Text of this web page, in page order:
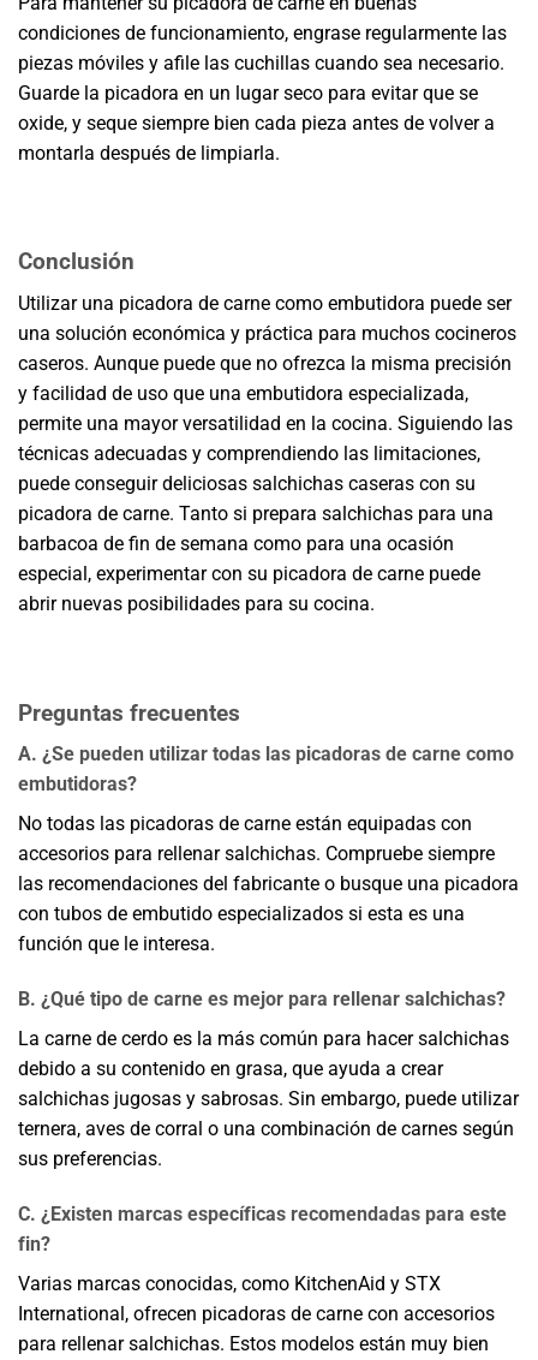
condiciones de funcionamiento, engrase regularmente las
piezas móviles y afile las cuchillas cuando sea necesario.
Guarde la picadora en un lugar seco para evitar que se
oxide, y seque siempre bien cada pieza antes de volver a
montarla después de limpiarla.
Conclusión
Utilizar una picadora de carne como embutidora puede ser
una solución económica y práctica para muchos cocineros
caseros. Aunque puede que no ofrezca la misma precisión
y facilidad de uso que una embutidora especializada,
permite una mayor versatilidad en la cocina. Siguiendo las
técnicas adecuadas y comprendiendo las limitaciones,
puede conseguir deliciosas salchichas caseras con su
picadora de carne. Tanto si prepara salchichas para una
barbacoa de fin de semana como para una ocasión
especial, experimentar con su picadora de carne puede
abrir nuevas posibilidades para su cocina.
Preguntas frecuentes
A. ¿Se pueden utilizar todas las picadoras de carne como
embutidoras?
No todas las picadoras de carne están equipadas con
accesorios para rellenar salchichas. Compruebe siempre
las recomendaciones del fabricante o busque una picadora
con tubos de embutido especializados si esta es una
función que le interesa.
B. ¿Qué tipo de carne es mejor para rellenar salchichas?
La carne de cerdo es la más común para hacer salchichas
debido a su contenido en grasa, que ayuda a crear
salchichas jugosas y sabrosas. Sin embargo, puede utilizar
ternera, aves de corral o una combinación de carnes según
sus preferencias.
C. ¿Existen marcas específicas recomendadas para este
fin?
Varias marcas conocidas, como KitchenAid y STX
International, ofrecen picadoras de carne con accesorios
para rellenar salchichas. Estos modelos están muy bien